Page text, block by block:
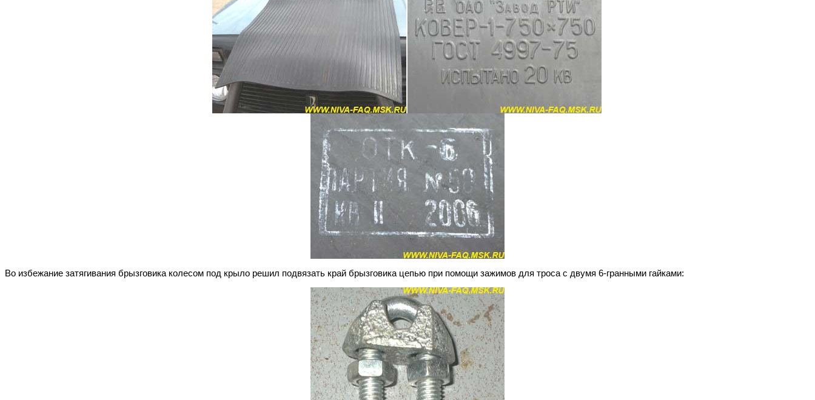
Во избежание затягивания брызговика колесом под крыло решил подвязать край брызговика цепью при помощи зажимов для троса с двумя 6-гранными гайками: